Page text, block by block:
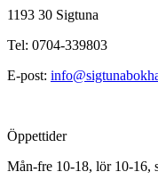
1193 30 Sigtuna
Tel: 0704-339803
E-post:
Öppettider
Mån-fre 10-18, lör 10-16,